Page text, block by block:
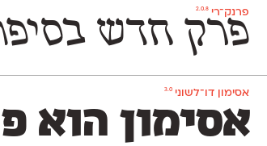
פרנק־רי2.0.8
פרק חדש בסיפורו של הפונט
אסימון דו־לשוני3.0
אסימון הוא